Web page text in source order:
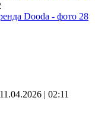
| 02:11